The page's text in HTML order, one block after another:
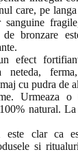
care, pe
bronzare
efect
neteda,
cu pudra de
Urmeaza o
natural.
este clar ca
si